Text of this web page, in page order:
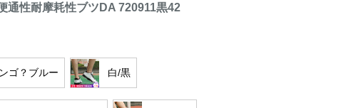
通性耐摩耗性ブツDA 720911黒42
ゴ？ブルー 白/黒